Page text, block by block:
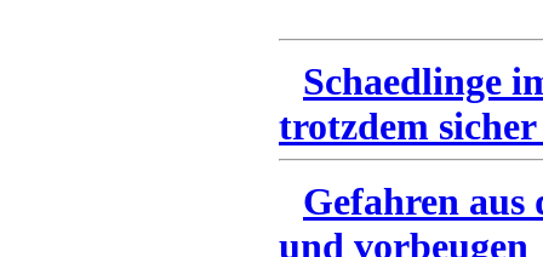
Schaedlinge
trotzdem
Gefahren
und vorbeugen